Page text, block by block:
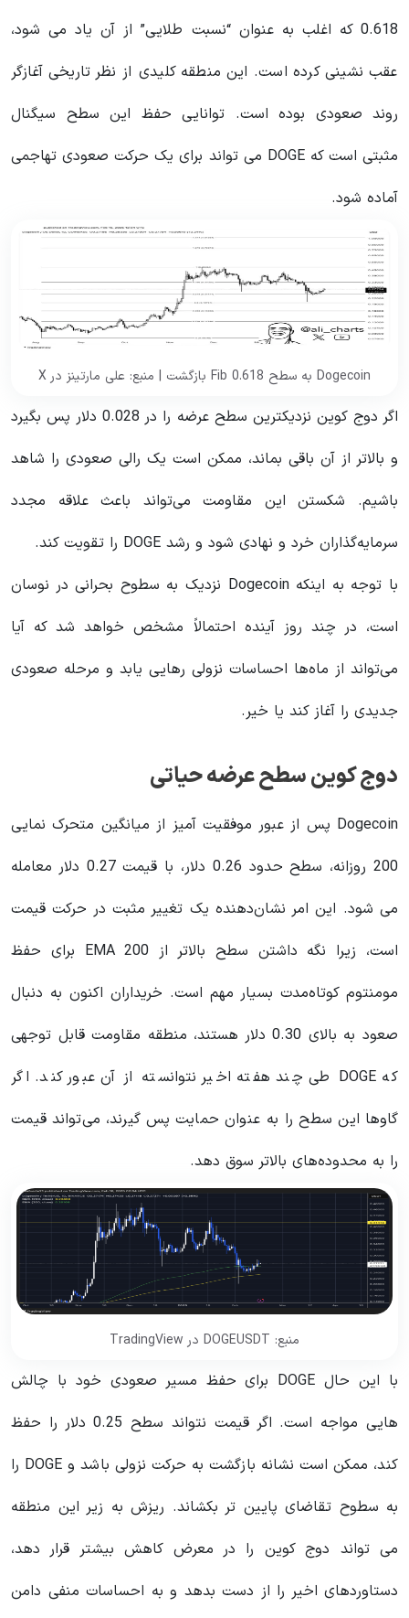
0.618 که اغلب به عنوان “نسبت طلایی” از آن یاد می شود،
عقب نشینی کرده است. این منطقه کلیدی از نظر تاریخی آغازگر
روند صعودی بوده است. توانایی حفظ این سطح سیگنال
مثبتی است که DOGE می تواند برای یک حرکت صعودی تهاجمی
آماده شود.
Dogecoin به سطح 0.618 Fib بازگشت | منبع: علی مارتینز در X
اگر دوج کوین نزدیکترین سطح عرضه را در 0.028 دلار پس بگیرد
و بالاتر از آن باقی بماند، ممکن است یک رالی صعودی را شاهد
باشیم. شکستن این مقاومت می‌تواند باعث علاقه مجدد
سرمایه‌گذاران خرد و نهادی شود و رشد DOGE را تقویت کند.
با توجه به اینکه Dogecoin نزدیک به سطوح بحرانی در نوسان
است، در چند روز آینده احتمالاً مشخص خواهد شد که آیا
می‌تواند از ماه‌ها احساسات نزولی رهایی یابد و مرحله صعودی
جدیدی را آغاز کند یا خیر.
دوج کوین سطح عرضه حیاتی
Dogecoin پس از عبور موفقیت آمیز از میانگین متحرک نمایی
200 روزانه، سطح حدود 0.26 دلار، با قیمت 0.27 دلار معامله
می شود. این امر نشان‌دهنده یک تغییر مثبت در حرکت قیمت
است، زیرا نگه داشتن سطح بالاتر از 200 EMA برای حفظ
مومنتوم کوتاه‌مدت بسیار مهم است. خریداران اکنون به دنبال
صعود به بالای 0.30 دلار هستند، منطقه مقاومت قابل توجهی
که DOGE طی چند هفته اخیر نتوانسته از آن عبور کند. اگر
گاوها این سطح را به عنوان حمایت پس گیرند، می‌تواند قیمت
را به محدوده‌های بالاتر سوق دهد.
منبع: DOGEUSDT در TradingView
با این حال DOGE برای حفظ مسیر صعودی خود با چالش
هایی مواجه است. اگر قیمت نتواند سطح 0.25 دلار را حفظ
کند، ممکن است نشانه بازگشت به حرکت نزولی باشد و DOGE را
به سطوح تقاضای پایین تر بکشاند. ریزش به زیر این منطقه
می تواند دوج کوین را در معرض کاهش بیشتر قرار دهد،
دستاوردهای اخیر را از دست بدهد و به احساسات منفی دامن